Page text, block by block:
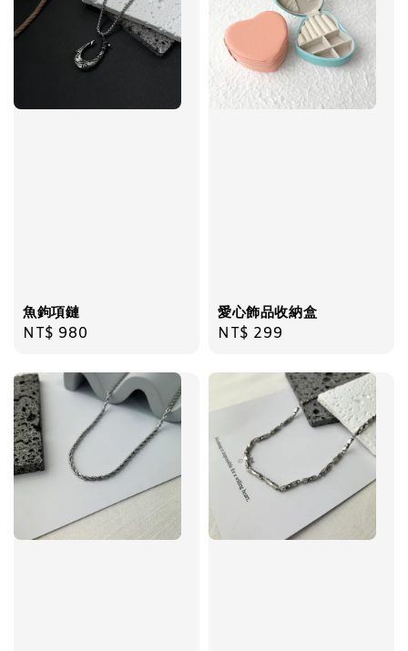
- +
魚鉤項鏈
Regular
NT$ 980
愛心飾品收納盒
Regular
NT$ 299